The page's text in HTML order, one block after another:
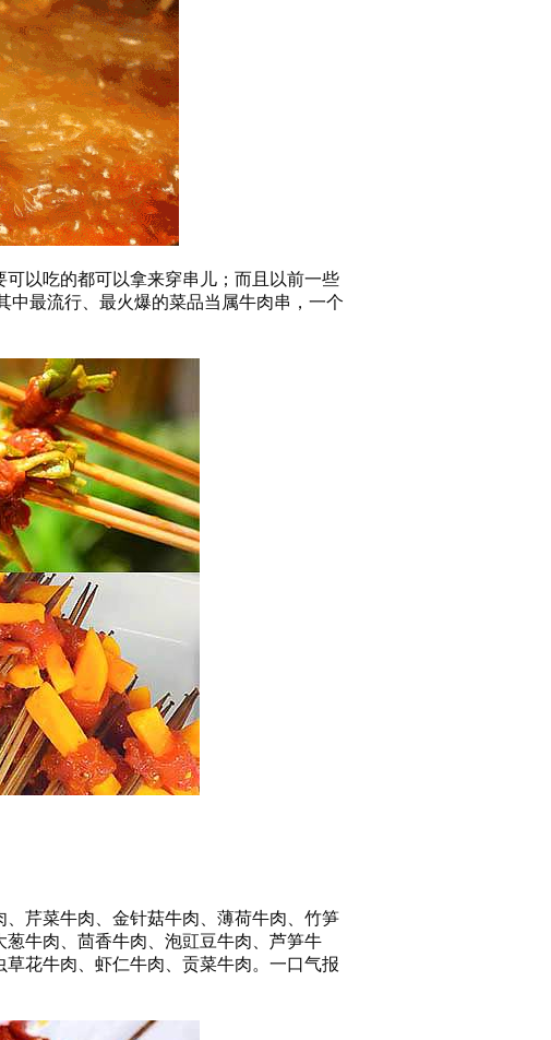
以吃的都可以拿来穿串儿；而且以前一些
中最流行、最火爆的菜品当属牛肉串，一个
芹菜牛肉、金针菇牛肉、薄荷牛肉、竹笋
牛肉、茴香牛肉、泡豇豆牛肉、芦笋牛
花牛肉、虾仁牛肉、贡菜牛肉。一口气报